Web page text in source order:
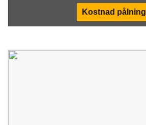
Kostnad pålning